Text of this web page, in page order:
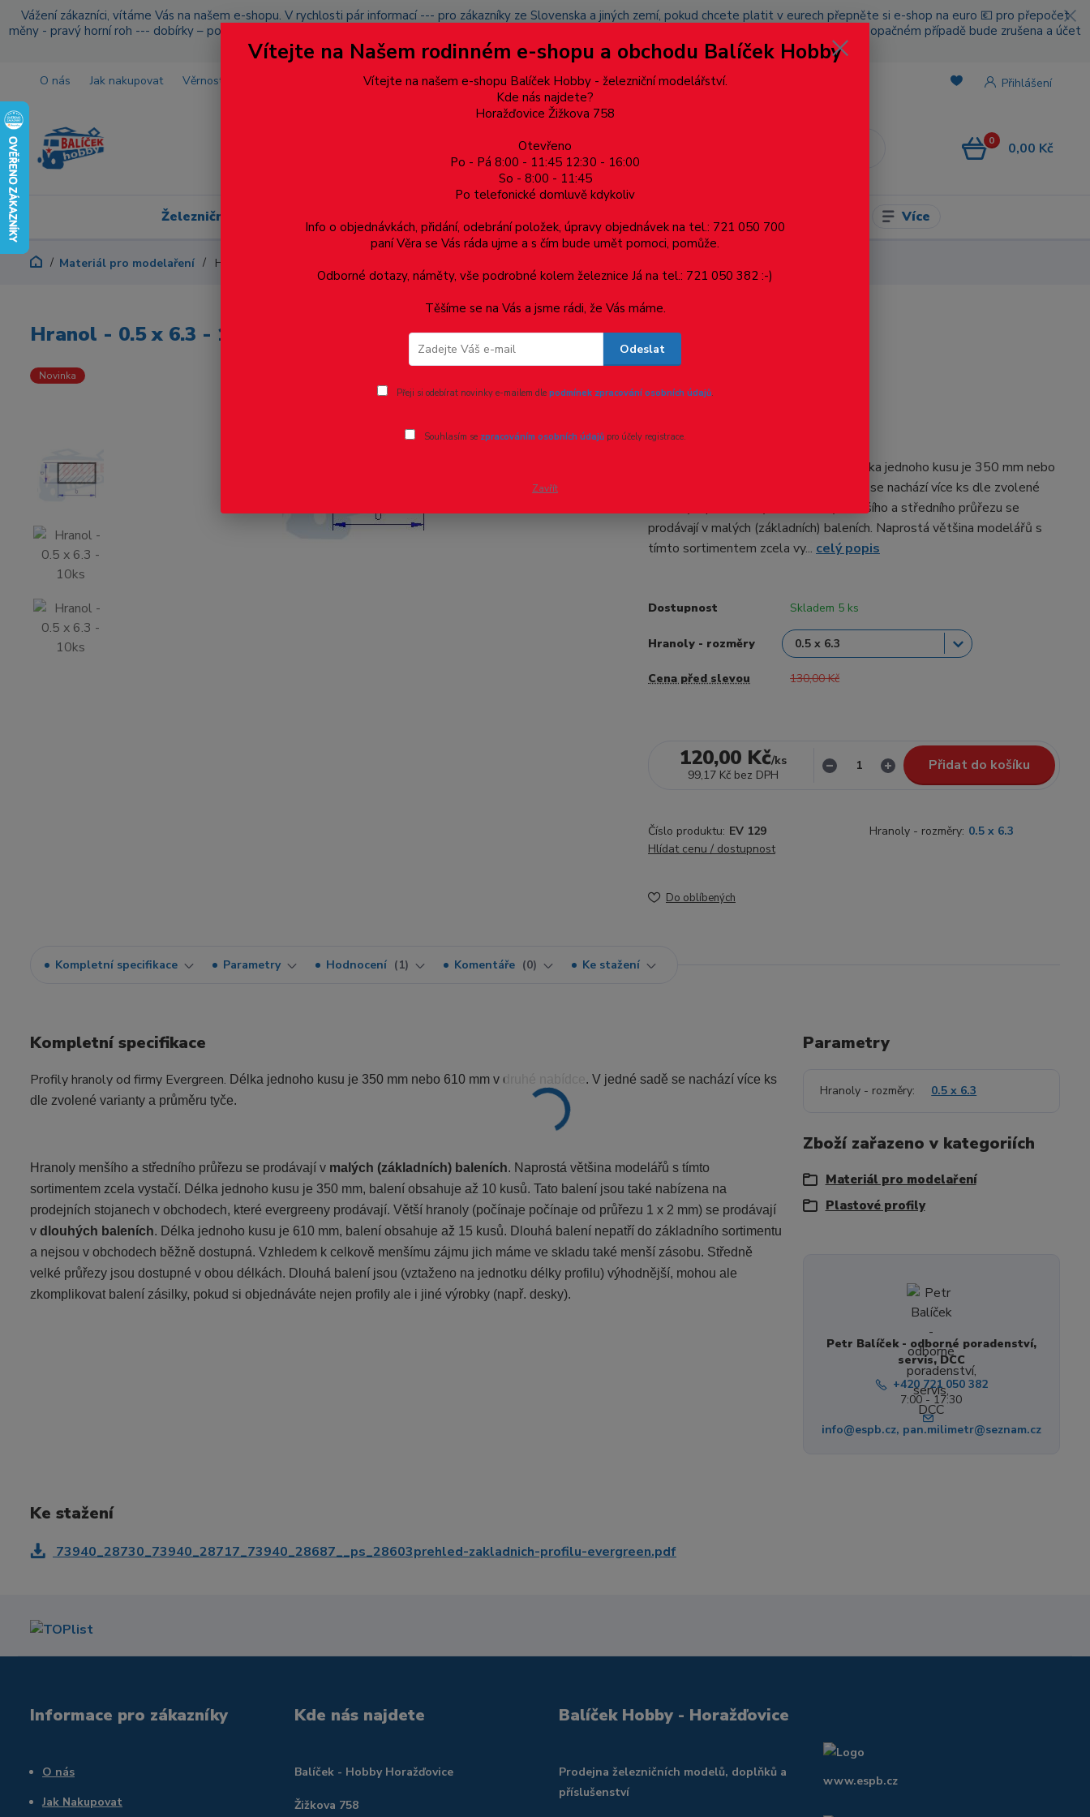
Vážení zákazníci, vítáme Vás na našem e-shopu. V rychlosti pár informací --- pro zákazníky ze Slovenska a jiných zemí, pokud chcete platit v eurech přepněte si e-shop na euro 💶 pro přepočet
měny - pravý horní roh --- dobírky – pokud si z nějakého důvodu zásilku nevyzvednete, bude po domluvě zaslána znovu s opětovnou platbou za poštovné, v opačném případě bude zrušena a účet
přidán na blacklist a rušeny následující objednávky.
O nás Jak nakupovat Věrnostní program Doprava a platba Více Přihlášení
0 0,00 Kč
Železniční modelářství Dárkové poukazy, upomínkové předměty Více
Materiál pro modelaření Hranol - 0.5 x 6.3 - 10ks
Hranol - 0.5 x 6.3 - 10ks
Novinka
- 8 %
Profily hranoly od firmy Evergreen. Délka jednoho kusu je 350 mm nebo
610 mm v druhé nabídce. V jedné sadě se nachází více ks dle zvolené
varianty a průměru tyče. Hranoly menšího a středního průřezu se
prodávají v malých (základních) baleních. Naprostá většina modelářů s
tímto sortimentem zcela vy... celý popis
Dostupnost Skladem 5 ks
Hranoly - rozměry
Cena před slevou 130,00 Kč
120,00 Kč/ks
99,17 Kč bez DPH
Přidat do košíku
Číslo produktu: EV 129 Hranoly - rozměry: 0.5 x 6.3
Hlídat cenu / dostupnost
Do oblíbených
Kompletní specifikace Parametry Hodnocení 1 Komentáře 0 Ke stažení
Kompletní specifikace
Profily hranoly od firmy Evergreen. Délka jednoho kusu je 350 mm nebo 610 mm v druhé nabídce. V jedné sadě se nachází více ks
dle zvolené varianty a průměru tyče.
Hranoly menšího a středního průřezu se prodávají v malých (základních) baleních. Naprostá většina modelářů s tímto
sortimentem zcela vystačí. Délka jednoho kusu je 350 mm, balení obsahuje až 10 kusů. Tato balení jsou také nabízena na
prodejních stojanech v obchodech, které evergreeny prodávají. Větší hranoly (počínaje počínaje od průřezu 1 x 2 mm) se prodávají
v dlouhých baleních. Délka jednoho kusu je 610 mm, balení obsahuje až 15 kusů. Dlouhá balení nepatří do základního sortimentu
a nejsou v obchodech běžně dostupná. Vzhledem k celkově menšímu zájmu jich máme ve skladu také menší zásobu. Středně
velké průřezy jsou dostupné v obou délkách. Dlouhá balení jsou (vztaženo na jednotku délky profilu) výhodnější, mohou ale
zkomplikovat balení zásilky, pokud si objednáváte nejen profily ale i jiné výrobky (např. desky).
Parametry
Hranoly - rozměry 0.5 x 6.3
Zboží zařazeno v kategoriích
Materiál pro modelaření
Plastové profily
Petr Balíček - odborné poradenství,
servis, DCC
+420 721 050 382
7:00 - 17:30
info@espb.cz, pan.milimetr@seznam.cz
Ke stažení
73940_28730_73940_28717_73940_28687__ps_28603prehled-zakladnich-profilu-evergreen.pdf
Informace pro zákazníky
O nás
Jak Nakupovat
Kde nás najdete
Balíček - Hobby Horažďovice
Žižkova 758
Balíček Hobby - Horažďovice
Prodejna železničních modelů, doplňků a
příslušenství
www.espb.cz
Vítejte na Našem rodinném e-shopu a obchodu Balíček Hobby
Vítejte na našem e-shopu Balíček Hobby - železniční modelářství.
Kde nás najdete?
Horažďovice Žižkova 758
Otevřeno
Po - Pá 8:00 - 11:45 12:30 - 16:00
So - 8:00 - 11:45
Po telefonické domluvě kdykoliv
Info o objednávkách, přidání, odebrání položek, úpravy objednávek na tel.: 721 050 700
paní Věra se Vás ráda ujme a s čím bude umět pomoci, pomůže.
Odborné dotazy, náměty, vše podrobné kolem železnice Já na tel.: 721 050 382 :-)
Těšíme se na Vás a jsme rádi, že Vás máme.
Odeslat
Přeji si odebírat novinky e-mailem dle podmínek zpracování osobních údajů.
Souhlasím se zpracováním osobních údajůpro účely registrace.
Zavřít